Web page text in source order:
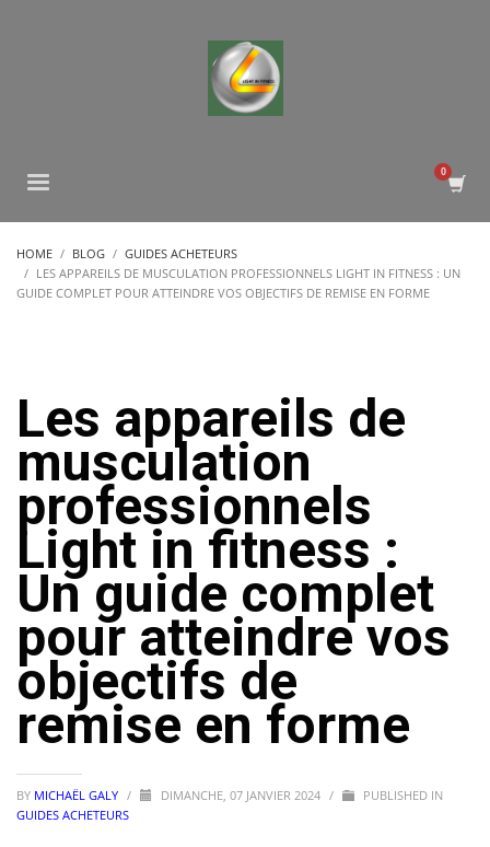
HOME BLOG
GUIDES ACHETEURS
LES APPAREILS DE MUSCULATION PROFESSIONNELS LIGHT IN FITNESS : UN
GUIDE COMPLET POUR ATTEINDRE VOS OBJECTIFS DE REMISE EN FORME
Les appareils de
musculation
professionnels
Light in fitness :
Un guide complet
pour atteindre vos
objectifs de
remise en forme
BY MICHAËL GALY / DIMANCHE, 07 JANVIER 2024 /
PUBLISHED IN
GUIDES ACHETEURS